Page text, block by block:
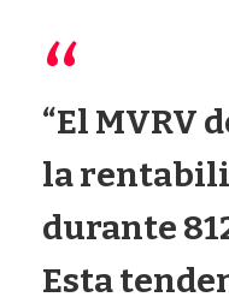
“El MVRV
la
durante
Esta